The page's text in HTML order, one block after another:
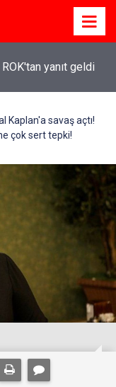
yanıt geldi
Kaplan'a savaş açtı!
çok sert tepki!